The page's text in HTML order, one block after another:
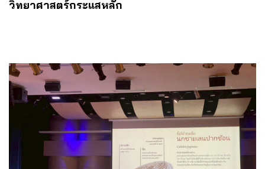
วิทยาศาสตร์กระแสหลัก